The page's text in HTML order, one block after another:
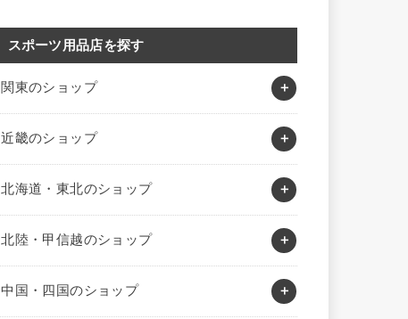
スポーツ用品店を探す
関東のショップ
近畿のショップ
北海道・東北のショップ
北陸・甲信越のショップ
中国・四国のショップ